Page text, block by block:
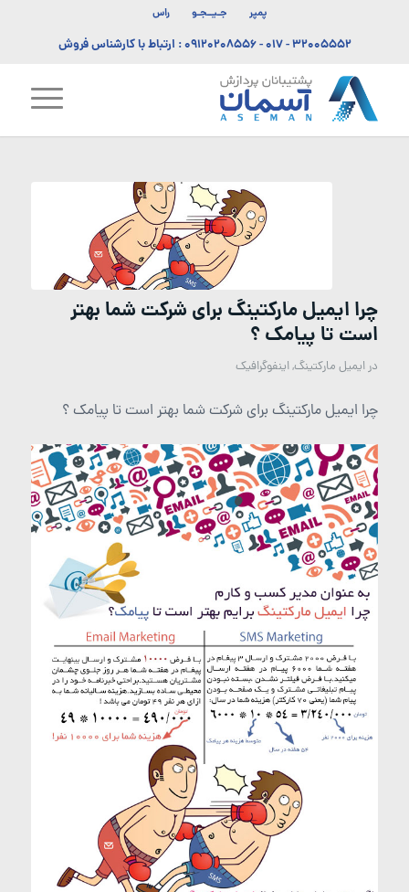
پمپر جـیــجـو راس
۳۲۰۰۵۵۵۲ - ۰۱۷ -۰۹۱۲۰۲۰۸۵۵۶: ارتباط با کارشناس فروش
چرا ایمیل مارکتینگ برای شرکت شما بهتر
است تا پیامک ؟
درایمیل مارکتینگ,اینفوگرافیک
چرا ایمیل مارکتینگ برای شرکت شما بهتر است تا پیامک ؟